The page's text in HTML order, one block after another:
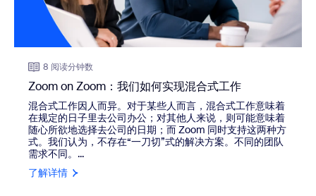
8 阅读分钟数
Zoom on Zoom：我们如何实现混合式工作
混合式工作因人而异。对于某些人而言，混合式工作意味着
在规定的日子里去公司办公；对其他人来说，则可能意味着
随心所欲地选择去公司的日期；而 Zoom 同时支持这两种方
式。我们认为，不存在“一刀切”式的解决方案。不同的团队
需求不同。...
了解详情